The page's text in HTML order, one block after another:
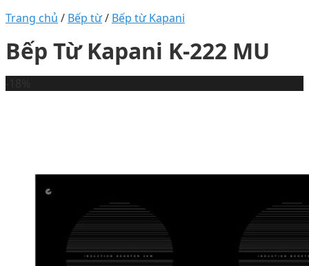
Trang chủ / Bếp từ/ Bếp từ Kapani
Bếp Từ Kapani K-222 MU